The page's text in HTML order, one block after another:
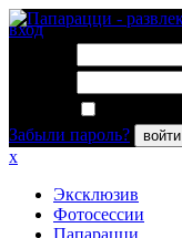
вход
Забыли пароль?
войти
x
Эксклюзив
Фотосессии
Папарацци